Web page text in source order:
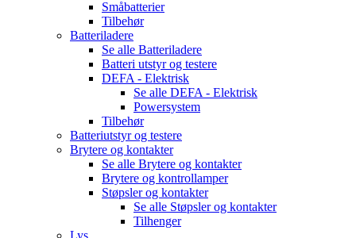
Småbatterier
Tilbehør
Batteriladere
Se alle Batteriladere
Batteri utstyr og testere
DEFA - Elektrisk
Se alle DEFA - Elektrisk
Powersystem
Tilbehør
Batteriutstyr og testere
Brytere og kontakter
Se alle Brytere og kontakter
Brytere og kontrollamper
Støpsler og kontakter
Se alle Støpsler og kontakter
Tilhenger
Lys